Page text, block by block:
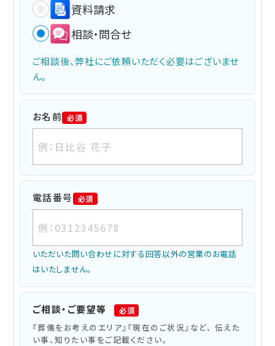
資料請求
相談・問合せ
ご相談後、弊社にご依頼いただく必要はございませ
ん。
お名前 必須
電話番号 必須
いただいた問い合わせに対する回答以外の営業のお電話
はいたしません。
ご相談・ご要望等 必須
『葬儀をお考えのエリア』『現在のご状況』など、 伝えた
い事、知りたい事をご記載ください。